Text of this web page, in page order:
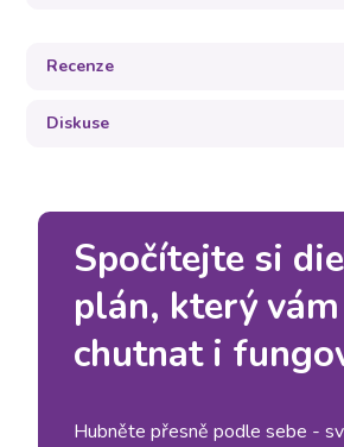
Recenze
Diskuse
Spočítejte si
plán, který
chutnat i
Hubněte přesně podle sebe -